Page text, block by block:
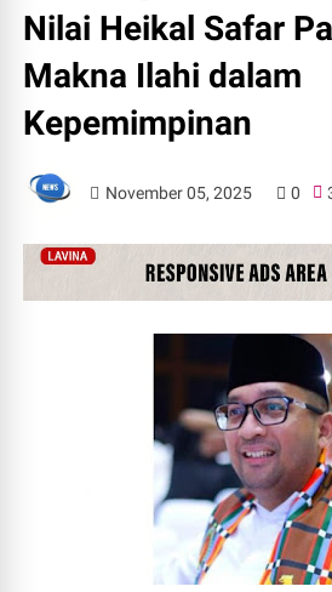
Nilai Heikal Safar
Makna Ilahi dalam
Kepemimpinan
November 05, 2025 0